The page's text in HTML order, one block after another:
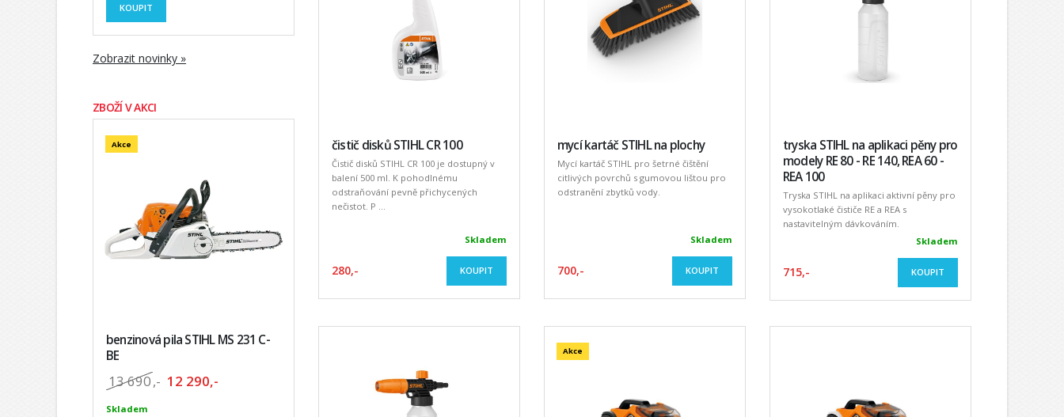
KOUPIT
Zobrazit novinky »
ZBOŽÍ V AKCI
Akce
benzinová pila STIHL MS 231 C-
BE
13 690,- 12 290,-
Skladem
čistič disků STIHL CR 100
Čistič disků STIHL CR 100 je dostupný v
balení 500 ml. K pohodlnému
odstraňování pevně přichycených
nečistot. P ...
Skladem
280,- KOUPIT
mycí kartáč STIHL na plochy
Mycí kartáč STIHL pro šetrné čištění
citlivých povrchů s gumovou lištou pro
odstranění zbytků vody.
Skladem
700,- KOUPIT
tryska STIHL na aplikaci pěny pro
modely RE 80 - RE 140, REA 60 -
REA 100
Tryska STIHL na aplikaci aktivní pěny pro
vysokotlaké čističe RE a REA s
nastavitelným dávkováním.
Skladem
715,- KOUPIT
Akce